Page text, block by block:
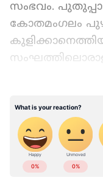
സംഭവം.
കോതമംഗലം
പുഴയിലെ
കാൽ വഴുതി